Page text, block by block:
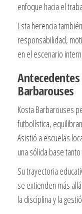
enfoque hacia el
Esta herencia
responsabilidad,
en el escenario
Barbarouses
Kosta Barbarouses
futbolística,
Asistió a escuelas
una sólida base
Su trayectoria
se extienden más
la disciplina y la